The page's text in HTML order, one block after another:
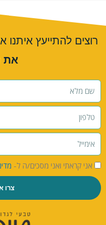
רוצים להתייעץ איתנו
את
אני קראתי ואני מסכים/ה ל-
צרו